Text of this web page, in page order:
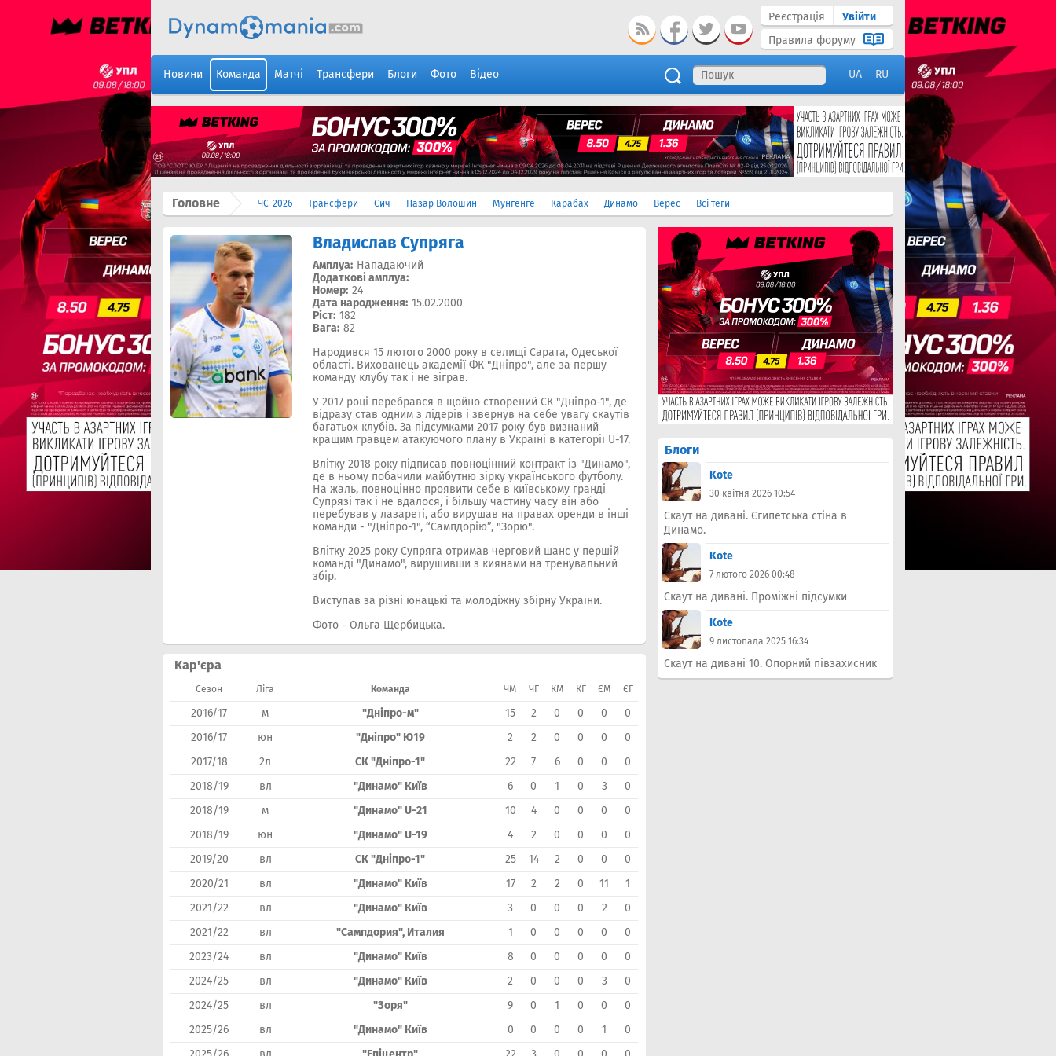
Реєстрація
Увійти
Правила форуму
Новини Команда Матчі Трансфери Блоги Фото Відео UA RU
Головне ЧС-2026 Трансфери Сич Назар Волошин Мунгенге Карабах Динамо Верес Всі теги
Владислав Супряга
Амплуа: Нападаючий
Додаткові амплуа:
Номер: 24
Дата народження: 15.02.2000
Ріст: 182
Вага: 82
Народився 15 лютого 2000 року в селищі Сарата, Одеської
області. Вихованець академії ФК "Дніпро", але за першу
команду клубу так і не зіграв.
У 2017 році перебрався в щойно створений СК "Дніпро-1", де
відразу став одним з лідерів і звернув на себе увагу скаутів
багатьох клубів. За підсумками 2017 року був визнаний
кращим гравцем атакуючого плану в Україні в категорії U-17.
Влітку 2018 року підписав повноцінний контракт із "Динамо",
де в ньому побачили майбутню зірку українського футболу.
На жаль, повноцінно проявити себе в київському гранді
Супрязі так і не вдалося, і більшу частину часу він або
перебував у лазареті, або вирушав на правах оренди в інші
команди - "Дніпро-1", “Сампдорію”, "Зорю".
Влітку 2025 року Супряга отримав черговий шанс у першій
команді "Динамо", вирушивши з киянами на тренувальний
збір.
Виступав за різні юнацькі та молодіжну збірну України.
Фото - Ольга Щербицька.
Кар'єра
Сезон Ліга Команда ЧМ ЧГ КМ КГ ЄМ ЄГ
2016/17 м "Дніпро-м" 15 2 0 0 0
0
2016/17
юн "Дніпро" Ю19 2 2 0 0 0
0
2017/18
2л СК "Дніпро-1" 22 7 6 0 0
0
2018/19
вл "Динамо" Київ 6 0 1 0 3
0
2018/19
м "Динамо" U-21 10 4 0 0 0
0
2018/19
юн "Динамо" U-19 4 2 0 0 0
0
2019/20
вл СК "Дніпро-1" 25 14 2 0 0
0
2020/21
вл "Динамо" Київ 17 2 2 0 11
1
2021/22
вл "Динамо" Київ 3 0 0 0 2
0
2021/22
вл "Сампдория", Италия 1 0 0 0 0
0
2023/24
вл "Динамо" Київ 8 0 0 0 0
0
2024/25
вл "Динамо" Київ 2 0 0 0 3
0
2024/25
вл "Зоря" 9 0 1 0 0
0
2025/26
вл "Динамо" Київ 0 0 0 0 1
0
Блоги
Kote
30 квітня 2026 10:54
Скаут на дивані. Єгипетська стіна в
Динамо.
Kote
7 лютого 2026 00:48
Скаут на дивані. Проміжні підсумки
Kote
9 листопада 2025 16:34
Скаут на дивані 10. Опорний півзахисник